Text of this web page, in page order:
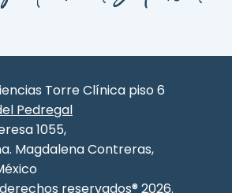
Torre Clínica piso 6
Pedregal
1055,
Magdalena Contreras,
reservados® 2026.